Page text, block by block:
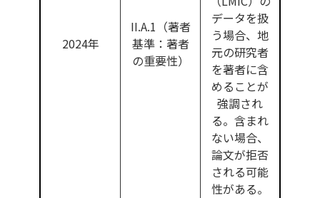
2024年
II.A.1（著者
基準：著者
の重要性）
データを扱
う場合、地
元の研究者
を著者に含
めることが
強調され
る。含まれ
ない場合、
論文が拒否
される可能
性がある。